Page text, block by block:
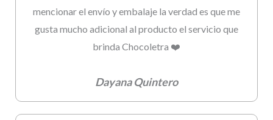
mencionar el envío y embalaje la verdad es que me
gusta mucho adicional al producto el servicio que
brinda Chocoletra ❤️
Dayana Quintero